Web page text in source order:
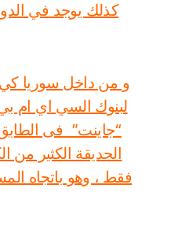
كذلك يوجد في
و من داخل سوريا
لبنوك السي اي ام
“جاينت” فى
الحديقة الكثير
فقط ، وهو باتجاه